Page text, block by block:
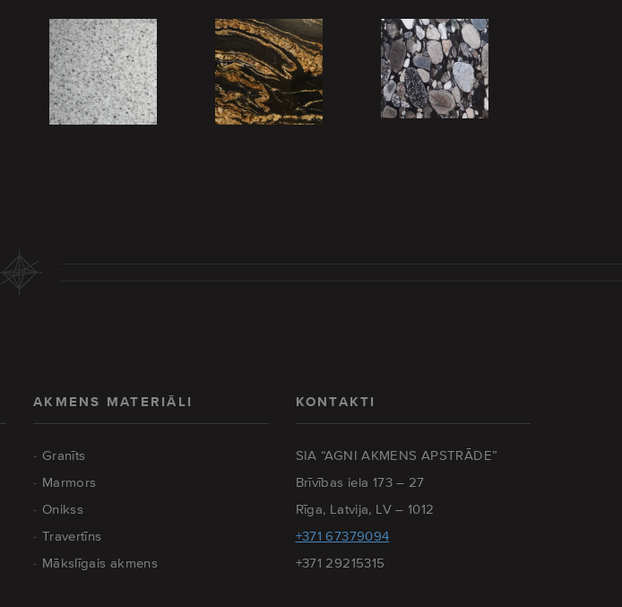
AKMENS MATERIĀLI
Granīts
Marmors
Onikss
Travertīns
Mākslīgais akmens
KONTAKTI
SIA “AGNI AKMENS APSTRĀDE”
Brīvības iela 173 – 27
Rīga, Latvija, LV – 1012
+371 67379094
+371 29215315